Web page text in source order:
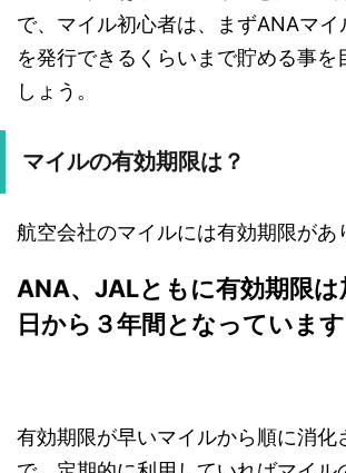
で、マイル初心者は、まずANAマイ
を発行できるくらいまで貯める事を
しょう。
マイルの有効期限は？
航空会社のマイルには有効期限があ
ANA、JALともに有効期限は
日から３年間となっています
有効期限が早いマイルから順に消化